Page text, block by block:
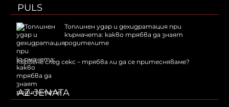
PULS
Топлинен удар и дехидратация при
кърмачета: какво трябва да знаят
родителите
Кървене след секс – трябва ли да се притесняваме?
AZ-JENATA